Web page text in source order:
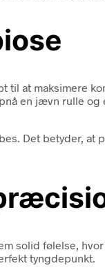
at maksimere
en jævn rulle og
Det betyder, at
solid følelse,
tyngdepunkt.